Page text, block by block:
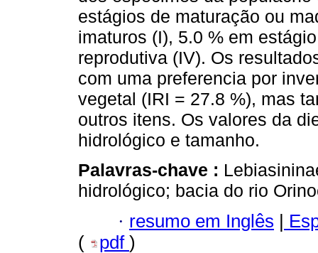
estágios de maturação ou
imaturos (I), 5.0 % em
reprodutiva (IV). Os
com uma preferencia por
vegetal (IRI = 27.8 %), mas
outros itens. Os valores da
hidrológico e tamanho.
Palavras-chave :
hidrológico; bacia do rio
· resumo em Inglês |
(
pdf )